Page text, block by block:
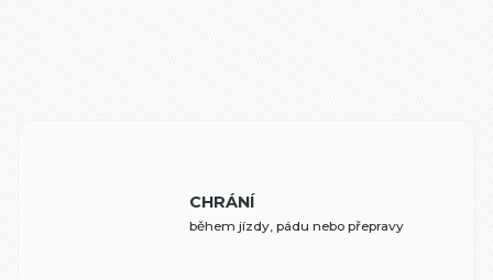
CHRÁNÍ
během jízdy, pádu nebo přepravy